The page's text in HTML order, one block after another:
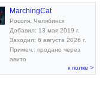
MarchingCat
Россия, Челябинск
Добавил: 13 мая 2019 г.
Заходил: 6 августа 2026 г.
Примеч.: продано через
авито
к полке >